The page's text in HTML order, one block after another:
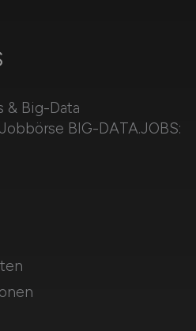
& Big-Data
BIG-DATA.JOBS: